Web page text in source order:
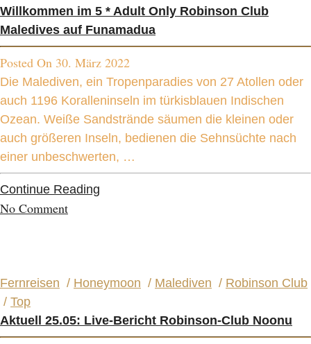
Willkommen im 5 * Adult Only Robinson Club
Maledives auf Funamadua
Posted On 30. März 2022
Die Malediven, ein Tropenparadies von 27 Atollen oder
auch 1196 Koralleninseln im türkisblauen Indischen
Ozean. Weiße Sandstrände säumen die kleinen oder
auch größeren Inseln, bedienen die Sehnsüchte nach
einer unbeschwerten, …
Continue Reading
No Comment
Fernreisen / Honeymoon / Malediven / Robinson Club
/ Top
Aktuell 25.05: Live-Bericht Robinson-Club Noonu